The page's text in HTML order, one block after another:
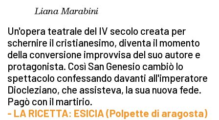
Liana Marabini
Un'opera teatrale del IV secolo creata per
schernire il cristianesimo, diventa il momento
della conversione improvvisa del suo autore e
protagonista. Così San Genesio cambiò lo
spettacolo confessando davanti all'imperatore
Diocleziano, che assisteva, la sua nuova fede.
Pagò con il martirio.
- LA RICETTA: ESICIA (Polpette di aragosta)